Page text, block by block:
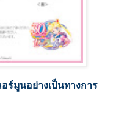
ร์มูนอย่างเป็นทางการ